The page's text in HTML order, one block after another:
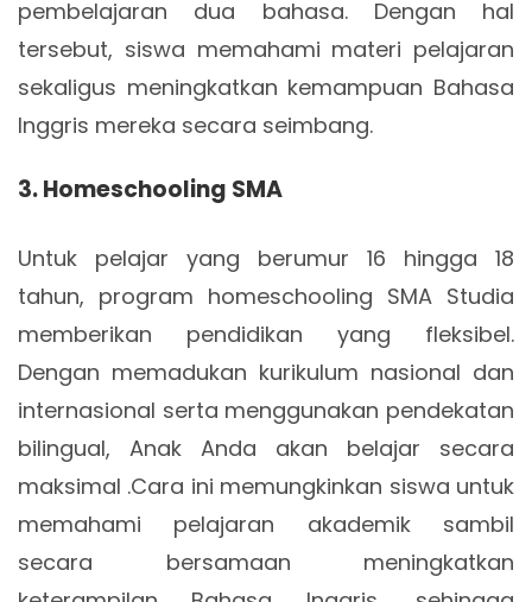
pembelajaran dua bahasa. Dengan hal
tersebut, siswa memahami materi pelajaran
sekaligus meningkatkan kemampuan Bahasa
Inggris mereka secara seimbang.
3. Homeschooling SMA
Untuk pelajar yang berumur 16 hingga 18
tahun, program homeschooling SMA Studia
memberikan pendidikan yang fleksibel.
Dengan memadukan kurikulum nasional dan
internasional serta menggunakan pendekatan
bilingual, Anak Anda akan belajar secara
maksimal .Cara ini memungkinkan siswa untuk
memahami pelajaran akademik sambil
secara bersamaan meningkatkan